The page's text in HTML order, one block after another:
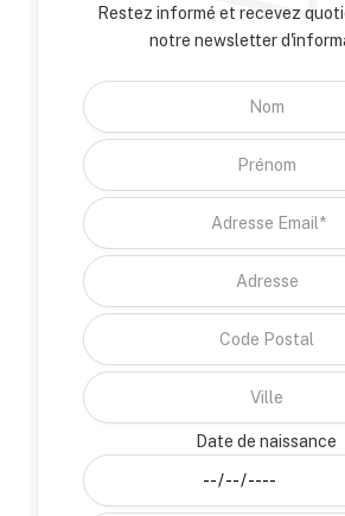
Restez informé et recevez
notre newsletter
Date de naissance